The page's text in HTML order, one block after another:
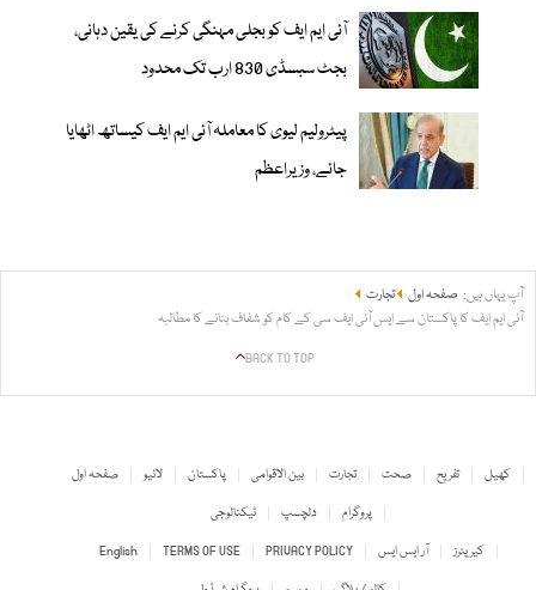
آئی ایم ایف کو بجلی مہنگی کرنے کی یقین دہانی،
بجٹ سبسڈی 830 ارب تک محدود
پیٹرولیم لیوی کا معاملہ آئی ایم ایف کیساتھ اٹھایا
جائے، وزیراعظم
آپ یہاں ہیں: صفحہ اول
تجارت
آئی ایم ایف کا پاکستان سے ایس آئی ایف سی کے کام کو شفاف بنانے کا مطالبہ
BACK TO TOP
صفحہ اول لائیو پاکستان بین الاقوامی تجارت صحت تفریح
کھیل
ٹیکنالوجی
دلچسپ
پروگرام
English
TERMS OF USE PRIVACY POLICY آر ایس ایس
کیریئرز